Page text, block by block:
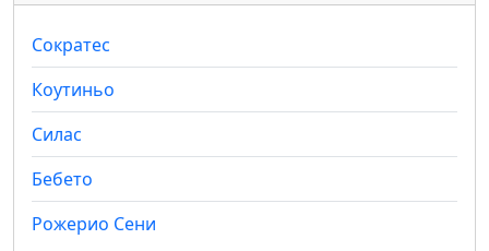
Сократес
Коутиньо
Силас
Бебето
Рожерио Сени